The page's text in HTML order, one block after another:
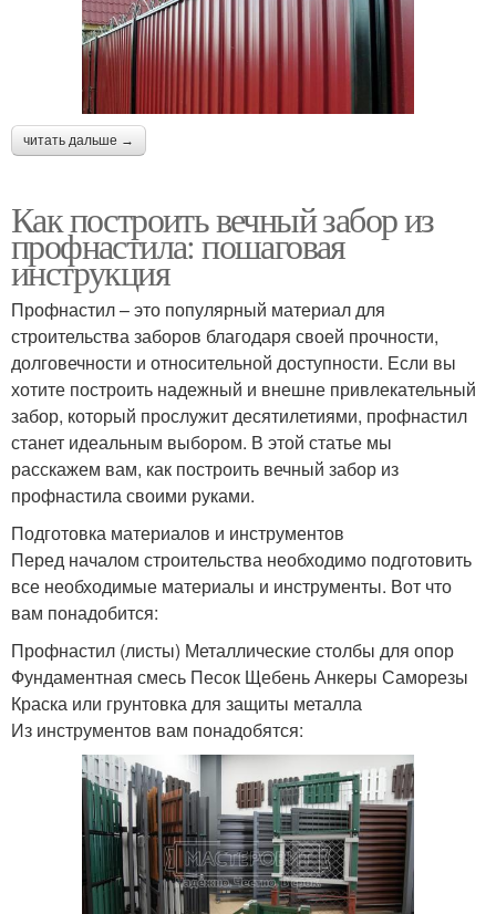
читать дальше →
Как построить вечный забор из
профнастила: пошаговая
инструкция
Профнастил – это популярный материал для
строительства заборов благодаря своей прочности,
долговечности и относительной доступности. Если вы
хотите построить надежный и внешне привлекательный
забор, который прослужит десятилетиями, профнастил
станет идеальным выбором. В этой статье мы
расскажем вам, как построить вечный забор из
профнастила своими руками.
Подготовка материалов и инструментов
Перед началом строительства необходимо подготовить
все необходимые материалы и инструменты. Вот что
вам понадобится:
Профнастил (листы) Металлические столбы для опор
Фундаментная смесь Песок Щебень Анкеры Саморезы
Краска или грунтовка для защиты металла
Из инструментов вам понадобятся: